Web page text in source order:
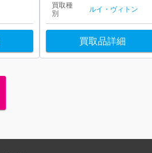
買取種
別
ルイ・ヴィトン
買取品詳細